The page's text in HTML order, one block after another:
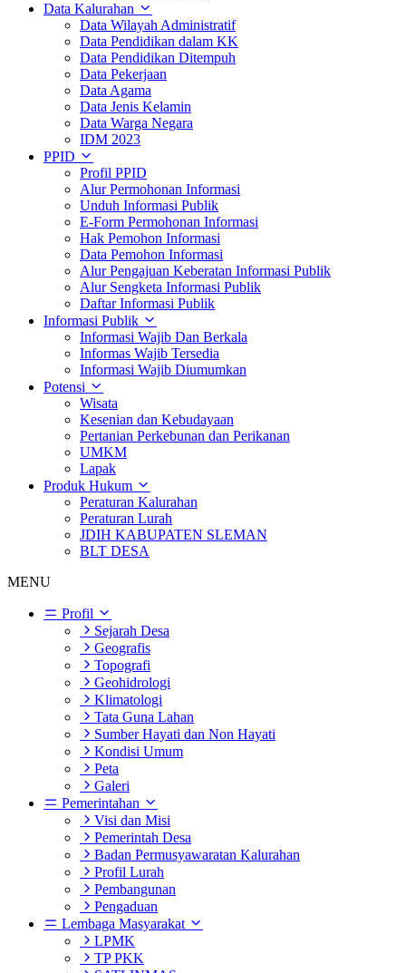
Data Kalurahan
Data Wilayah Administratif
Data Pendidikan dalam KK
Data Pendidikan Ditempuh
Data Pekerjaan
Data Agama
Data Jenis Kelamin
Data Warga Negara
IDM 2023
PPID
Profil PPID
Alur Permohonan Informasi
Unduh Informasi Publik
E-Form Permohonan Informasi
Hak Pemohon Informasi
Data Pemohon Informasi
Alur Pengajuan Keberatan Informasi Publik
Alur Sengketa Informasi Publik
Daftar Informasi Publik
Informasi Publik
Informasi Wajib Dan Berkala
Informas Wajib Tersedia
Informasi Wajib Diumumkan
Potensi
Wisata
Kesenian dan Kebudayaan
Pertanian Perkebunan dan Perikanan
UMKM
Lapak
Produk Hukum
Peraturan Kalurahan
Peraturan Lurah
JDIH KABUPATEN SLEMAN
BLT DESA
MENU
Profil
Sejarah Desa
Geografis
Topografi
Geohidrologi
Klimatologi
Tata Guna Lahan
Sumber Hayati dan Non Hayati
Kondisi Umum
Peta
Galeri
Pemerintahan
Visi dan Misi
Pemerintah Desa
Badan Permusyawaratan Kalurahan
Profil Lurah
Pembangunan
Pengaduan
Lembaga Masyarakat
LPMK
TP PKK